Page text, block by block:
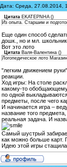
Дата: Среда, 27.08.2014,
Цитата EKATEPNHA()
Из опыта. Старшим и
Еще один способ
дошк., но и мл.
Вот это лото
Цитата Валя-Валентина ()
Логопедическое лото
"легким движением
реакции.
Ход игры: На столе
какому-то обобщающему
по одной
предметы, после чего
И начинается игра –
название того
реальная задача. И
Самый шустрый
как можно больше карт.
Идею этой игры